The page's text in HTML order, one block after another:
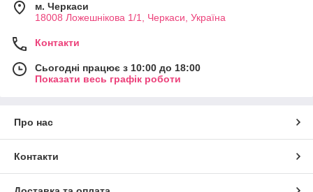
м. Черкаси
18008 Ложешнікова 1/1, Черкаси, Україна
Контакти
Сьогодні працює з 10:00 до 18:00
Показати весь графік роботи
Про нас
Контакти